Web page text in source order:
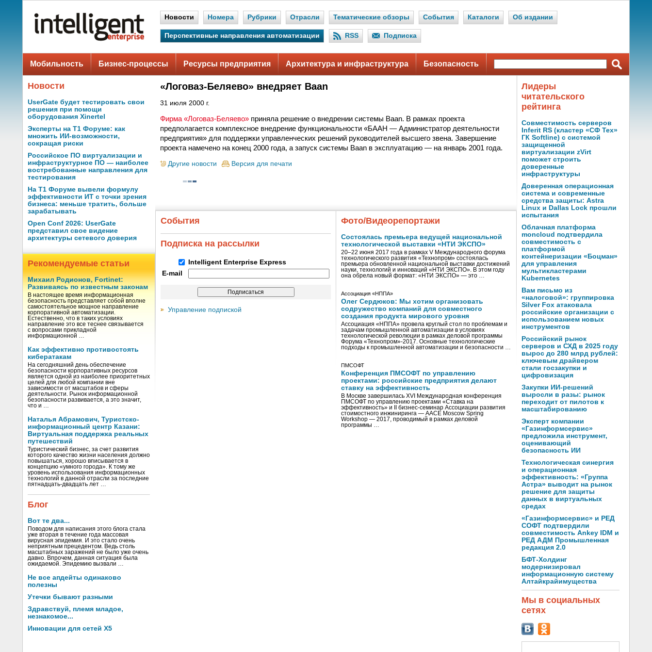
Новости Номера Рубрики Отрасли Тематические обзоры События Каталоги Об издании
Перспективные направления автоматизации RSS Подписка
Мобильность Бизнес-процессы Ресурсы предприятия Архитектура и инфраструктура Безопасность
Новости
UserGate будет тестировать свои
решения при помощи
оборудования Xinertel
Эксперты на Т1 Форуме: как
множить ИИ-возможности,
сокращая риски
Российское ПО виртуализации и
инфраструктурное ПО — наиболее
востребованные направления для
тестирования
На Т1 Форуме вывели формулу
эффективности ИТ с точки зрения
бизнеса: меньше тратить, больше
зарабатывать
Open Conf 2026: UserGate
представил свое видение
архитектуры сетевого доверия
Рекомендуемые статьи
Михаил Родионов, Fortinet:
Развиваясь по известным законам
В настоящее время информационная
безопасность представляет собой вполне
самостоятельное мощное направление
корпоративной автоматизации.
Естественно, что в таких условиях
направление это все теснее связывается
с вопросами прикладной
информационной …
Как эффективно противостоять
кибератакам
На сегодняшний день обеспечение
безопасности корпоративных ресурсов
является одной из наиболее приоритетных
целей для любой компании вне
зависимости от масштабов и сферы
деятельности. Рынок информационной
безопасности развивается, а это значит,
что и …
Наталья Абрамович, Туристско-
информационный центр Казани:
Виртуальная поддержка реальных
путешествий
Туристический бизнес, за счет развития
которого качество жизни населения должно
повышаться, хорошо вписывается в
концепцию «умного города». К тому же
уровень использования информационных
технологий в данной отрасли за последние
пятнадцать-двадцать лет …
Блог
Вот те два...
Поводом для написания этого блога стала
уже вторая в течение года массовая
вирусная эпидемия. И это стало очень
неприятным прецедентом. Ведь столь
масштабных заражений не было уже очень
давно. Впрочем, данная ситуация была
ожидаемой. Эпидемию вызвали …
Не все апдейты одинаково
полезны
Утечки бывают разными
Здравствуй, племя младое,
незнакомое...
Инновации для сетей X5
«Логоваз-Беляево» внедряет Baan
31 июля 2000 г.
Фирма «Логоваз-Беляево» приняла решение о внедрении системы Baan. В рамках проекта
предполагается комплексное внедрение функциональности «БААН — Администратор деятельности
предприятия» для поддержки управленческих решений руководителей высшего звена. Завершение
проекта намечено на конец 2000 года, а запуск системы Baan в эксплуатацию — на январь 2001 года.
Другие новости Версия для печати
События
Подписка на рассылки
Intelligent Enterprise Express
E-mail
Управление подпиской
Фото/Видеорепортажи
Состоялась премьера ведущей национальной
технологической выставки «НТИ ЭКСПО»
20–22 июня 2017 года в рамках V Международного форума
технологического развития «Технопром» состоялась
премьера обновленной национальной выставки достижений
науки, технологий и инноваций «НТИ ЭКСПО». В этом году
она обрела новый формат: «НТИ ЭКСПО» — это …
Ассоциация «НППА»
Олег Сердюков: Мы хотим организовать
содружество компаний для совместного
создания продукта мирового уровня
Ассоциация «НППА» провела круглый стол по проблемам и
задачам промышленной автоматизации в условиях
технологической революции в рамках деловой программы
Форума «Технопром»-2017. Основные технологические
подходы к промышленной автоматизации и безопасности …
ПМСОФТ
Конференция ПМСОФТ по управлению
проектами: российские предприятия делают
ставку на эффективность
В Москве завершилась XVI Международная конференция
ПМСОФТ по управлению проектами «Ставка на
эффективность» и II бизнес-семинар Ассоциации развития
стоимостного инжиниринга — AACE Moscow Spring
Workshop — 2017, проводимый в рамках деловой
программы …
Лидеры
читательского
рейтинга
Совместимость серверов
Inferit RS (кластер «СФ Тех»
ГК Softline) с системой
защищенной
виртуализации zVirt
поможет строить
доверенные
инфраструктуры
Доверенная операционная
система и современные
средства защиты: Astra
Linux и Dallas Lock прошли
испытания
Облачная платформа
moncloud подтвердила
совместимость с
платформой
контейнеризации «Боцман»
для управления
мультикластерами
Kubernetes
Вам письмо из
«налоговой»: группировка
Silver Fox атаковала
российские организации с
использованием новых
инструментов
Российский рынок
серверов и СХД в 2025 году
вырос до 280 млрд рублей:
ключевым драйвером
стали госзакупки и
цифровизация
Закупки ИИ-решений
выросли в разы: рынок
переходит от пилотов к
масштабированию
Эксперт компании
«Газинформсервис»
предложила инструмент,
оценивающий
безопасность ИИ
Технологическая синергия
и операционная
эффективность: «Группа
Астра» выводит на рынок
решение для защиты
данных в виртуальных
средах
«Газинформсервис» и РЕД
СОФТ подтвердили
совместимость Ankey IDM и
РЕД АДМ Промышленная
редакция 2.0
БФТ-Холдинг
модернизировал
информационную систему
Алтайкрайимущества
Мы в социальных
сетях